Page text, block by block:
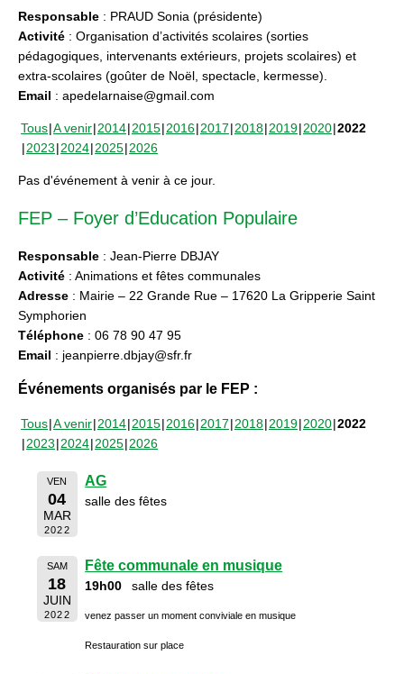
Responsable : PRAUD Sonia (présidente)
Activité : Organisation d’activités scolaires (sorties
pédagogiques, intervenants extérieurs, projets scolaires) et
extra-scolaires (goûter de Noël, spectacle, kermesse).
Email : apedelarnaise@gmail.com
Tous A venir 2014 2015 2016 2017 2018 2019 2020 2022
2023 2024 2025 2026
Pas d'événement à venir à ce jour.
FEP – Foyer d’Education Populaire
Responsable : Jean-Pierre DBJAY
Activité : Animations et fêtes communales
Adresse : Mairie – 22 Grande Rue – 17620 La Gripperie Saint
Symphorien
Téléphone : 06 78 90 47 95
Email : jeanpierre.dbjay@sfr.fr
Événements organisés par le FEP :
Tous A venir 2014 2015 2016 2017 2018 2019 2020 2022
2023 2024 2025 2026
VEN
04
MAR
2022
AG
salle des fêtes
SAM
18
JUIN
2022
Fête communale en musique
19h00 salle des fêtes
venez passer un moment conviviale en musique
Restauration sur place